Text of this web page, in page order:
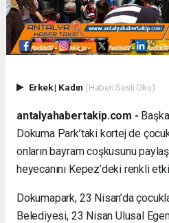
Erkek| Kadın (Haberi Sesli Oku)
antalyahabertakip.com -
Dokuma Park’taki kortej de
onların bayram coşkusunu
heyecanını Kepez’deki renkli
Dokumapark, 23 Nisan’da
Belediyesi, 23 Nisan Ulusal